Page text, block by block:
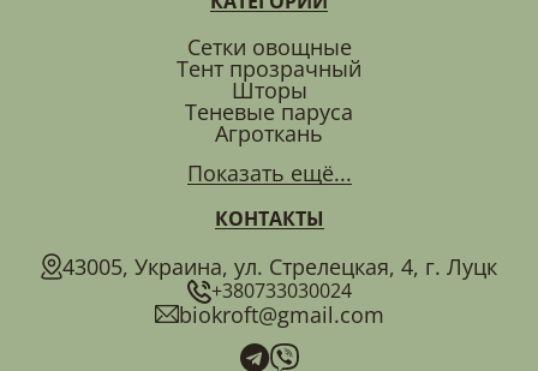
Сетки овощные
Тент прозрачный
Шторы
Теневые паруса
Агроткань
Показать ещё...
КОНТАКТЫ
43005, Украина, ул. Стрелецкая, 4, г. Луцк
+380733030024
biokroft@gmail.com